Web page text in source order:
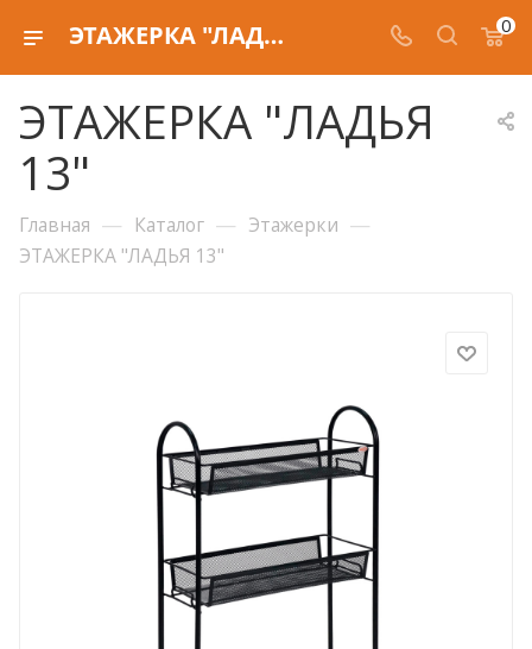
ЭТАЖЕРКА "ЛАДЬЯ 13" 0
ЭТАЖЕРКА "ЛАДЬЯ
13"
Главная — Каталог — Этажерки —
ЭТАЖЕРКА "ЛАДЬЯ 13"